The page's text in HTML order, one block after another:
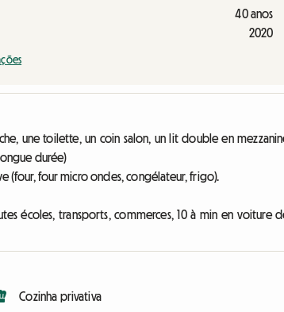
40 anos
2020
une toilette, un coin salon, un lit double en
durée)
(four, four micro ondes, congélateur, frigo).
écoles, transports, commerces, 10 à min en voiture
Cozinha privativa